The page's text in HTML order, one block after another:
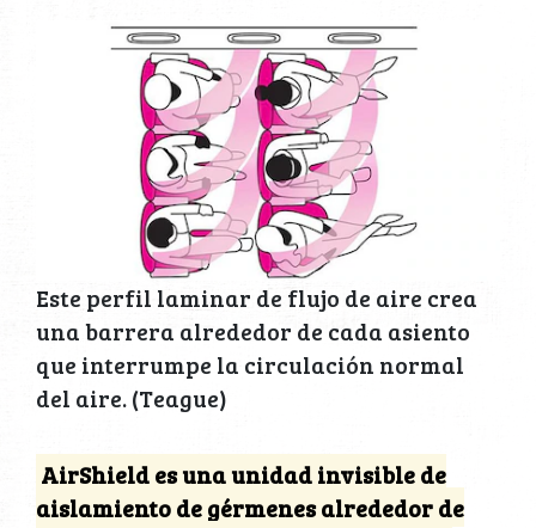
Este perfil laminar de flujo de aire crea
una barrera alrededor de cada asiento
que interrumpe la circulación normal
del aire. (Teague)
AirShield es una unidad invisible de
aislamiento de gérmenes alrededor de